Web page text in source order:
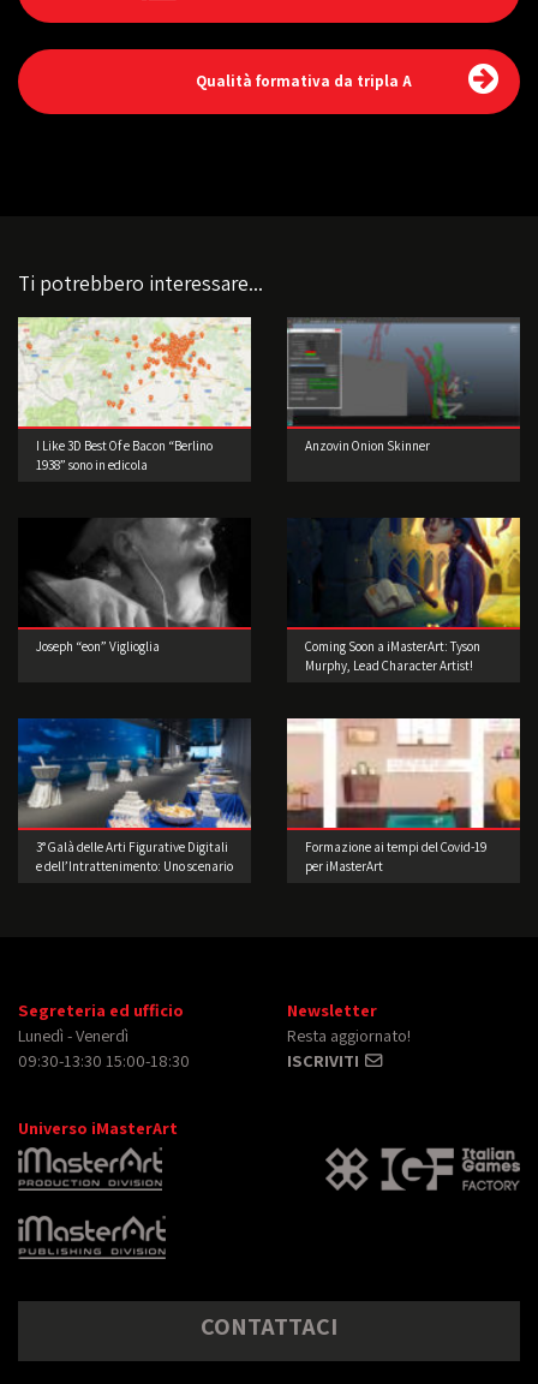
Qualità formativa da tripla A
Ti potrebbero interessare...
I Like 3D Best Of e Bacon “Berlino
1938” sono in edicola
Anzovin Onion Skinner
Joseph “eon” Viglioglia
Coming Soon a iMasterArt: Tyson
Murphy, Lead Character Artist!
3° Galà delle Arti Figurative Digitali
e dell’Intrattenimento: Uno scenario
Formazione ai tempi del Covid-19
per iMasterArt
Segreteria ed ufficio
Lunedì - Venerdì
09:30-13:30 15:00-18:30
Newsletter
Resta aggiornato!
ISCRIVITI
Universo iMasterArt
CONTATTACI